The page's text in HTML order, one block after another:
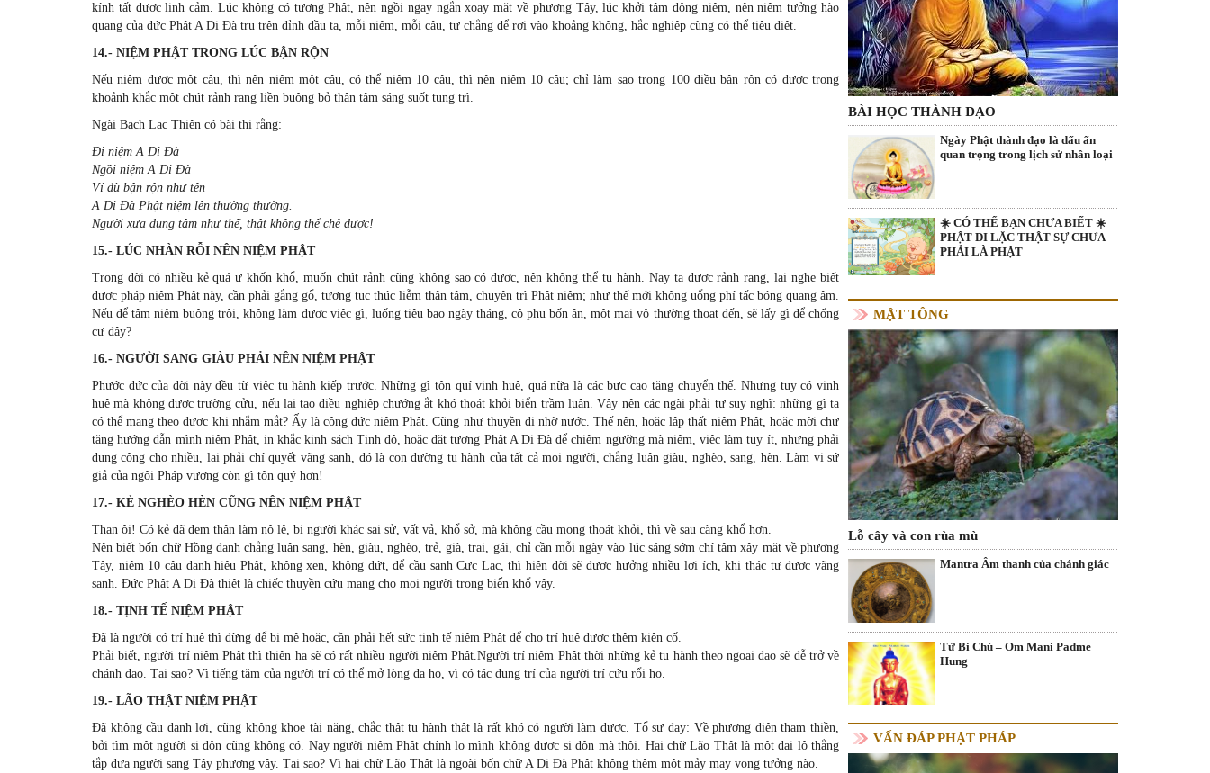
kính tất được linh cảm. Lúc không có tượng Phật, nên ngồi ngay ngắn xoay mặt về phương Tây, lúc khởi tâm động niệm, nên niệm tưởng hào
quang của đức Phật A Di Ðà trụ trên đỉnh đầu ta, mỗi niệm, mỗi câu, tự chẳng để rơi vào khoảng không, hắc nghiệp cũng có thể tiêu diệt.
14.- NIỆM PHẬT TRONG LÚC BẬN RỘN
Nếu niệm được một câu, thì nên niệm một câu, có thể niệm 10 câu, thì nên niệm 10 câu; chỉ làm sao trong 100 điều bận rộn có được trong
khoảnh khắc một chút rảnh rang liền buông bỏ thân tâm sáng suốt tụng trì.
Ngài Bạch Lạc Thiên có bài thi rằng:
Ði niệm A Di Ðà
Ngồi niệm A Di Ðà
Ví dù bận rộn như tên
A Di Ðà Phật niệm lên thường thường.
Người xưa dụng tâm như thế, thật không thể chê được!
15.- LÚC NHÀN RỖI NÊN NIỆM PHẬT
Trong đời có nhiều kẻ quá ư khốn khổ, muốn chút rảnh cũng không sao có được, nên không thể tu hành. Nay ta được rảnh rang, lại nghe biết
được pháp niệm Phật này, cần phải gắng gổ, tương tục thúc liễm thân tâm, chuyên trì Phật niệm; như thế mới không uổng phí tấc bóng quang âm.
Nếu để tâm niệm buông trôi, không làm được việc gì, luống tiêu bao ngày tháng, cô phụ bốn ân, một mai vô thường thoạt đến, sẽ lấy gì để chống
cự đây?
16.- NGƯỜI SANG GIÀU PHẢI NÊN NIỆM PHẬT
Phước đức của đời này đều từ việc tu hành kiếp trước. Những gì tôn quí vinh huê, quá nữa là các bực cao tăng chuyển thế. Nhưng tuy có vinh
huê mà không được trường cửu, nếu lại tạo điều nghiệp chướng ắt khó thoát khỏi biển trầm luân. Vậy nên các ngài phải tự suy nghĩ: những gì ta
có thể mang theo được khi nhắm mắt? Ấy là công đức niệm Phật. Cũng như thuyền đi nhờ nước. Thế nên, hoặc lập thất niệm Phật, hoặc mời chư
tăng hướng dẫn mình niệm Phật, in khắc kinh sách Tịnh độ, hoặc đặt tượng Phật A Di Ðà để chiêm ngưỡng mà niệm, việc làm tuy ít, nhưng phải
dụng công cho nhiều, lại phải chí quyết vãng sanh, đó là con đường tu hành của tất cả mọi người, chẳng luận giàu, nghèo, sang, hèn. Làm vị sứ
giả của ngôi Pháp vương còn gì tôn quý hơn!
17.- KẺ NGHÈO HÈN CŨNG NÊN NIỆM PHẬT
Than ôi! Có kẻ đã đem thân làm nô lệ, bị người khác sai sử, vất vả, khổ sở, mà không cầu mong thoát khỏi, thì về sau càng khổ hơn.
Nên biết bốn chữ Hồng danh chẳng luận sang, hèn, giàu, nghèo, trẻ, già, trai, gái, chỉ cần mỗi ngày vào lúc sáng sớm chí tâm xây mặt về phương
Tây, niệm 10 câu danh hiệu Phật, không xen, không dứt, để cầu sanh Cực Lạc, thì hiện đời sẽ được hưởng nhiều lợi ích, khi thác tự được vãng
sanh. Ðức Phật A Di Ðà thiệt là chiếc thuyền cứu mạng cho mọi người trong biển khổ vậy.
18.- TỊNH TẾ NIỆM PHẬT
Ðã là người có trí huệ thì đừng để bị mê hoặc, cần phải hết sức tịnh tế niệm Phật để cho trí huệ được thêm kiên cố.
Phải biết, người trí niệm Phật thì thiên hạ sẽ có rất nhiều người niệm Phật.Người trí niệm Phật thời những kẻ tu hành theo ngoại đạo sẽ dễ trở về
chánh đạo. Tại sao? Vì tiếng tăm của người trí có thể mở lòng dạ họ, vì có tác dụng trí của người trí cứu rổi họ.
19.- LÃO THẬT NIỆM PHẬT
Ðã không cầu danh lợi, cũng không khoe tài năng, chắc thật tu hành thật là rất khó có người làm được. Tổ sư dạy: Về phương diện tham thiền,
bởi tìm một người si độn cũng không có. Nay người niệm Phật chính lo mình không được si độn mà thôi. Hai chữ Lão Thật là một đại lộ thẳng
tắp đưa người sang Tây phương vậy. Tại sao? Vì hai chữ Lão Thật là ngoài bốn chữ A Di Ðà Phật không thêm một mảy may vọng tưởng nào.
BÀI HỌC THÀNH ĐẠO
Ngày Phật thành đạo là dấu ấn
quan trọng trong lịch sử nhân loại
☀️ CÓ THỂ BẠN CHƯA BIẾT ☀️
PHẬT DI LẶC THẬT SỰ CHƯA
PHẢI LÀ PHẬT
MẬT TÔNG
Lỗ cây và con rùa mù
Mantra Âm thanh của chánh giác
Từ Bi Chú – Om Mani Padme
Hung
VẤN ĐÁP PHẬT PHÁP